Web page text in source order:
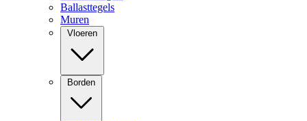
Ballasttegels
Muren
Vloeren
Borden